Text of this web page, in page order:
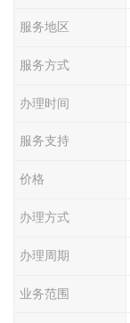
服务地区
服务方式
办理时间
服务支持
价格
办理方式
办理周期
业务范围